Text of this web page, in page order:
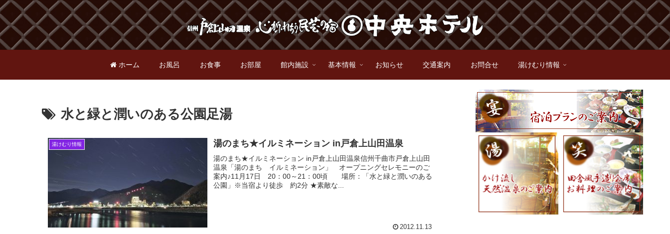
ホーム お風呂 お食事 お部屋 館内施設 基本情報 お知らせ 交通案内 お問合せ 湯けむり情報
水と緑と潤いのある公園足湯
湯けむり情報 湯のまち★イルミネーション in戸倉上山田温泉
湯のまち★イルミネーション in戸倉上山田温泉信州千曲市戸倉上山田
温泉「湯のまち イルミネーション」 オープニングセレモニーのご
案内♪11月17日 20：00～21：00頃 場所：「水と緑と潤いのある
公園」※当宿より徒歩 約2分 ★素敵な...
2012.11.13